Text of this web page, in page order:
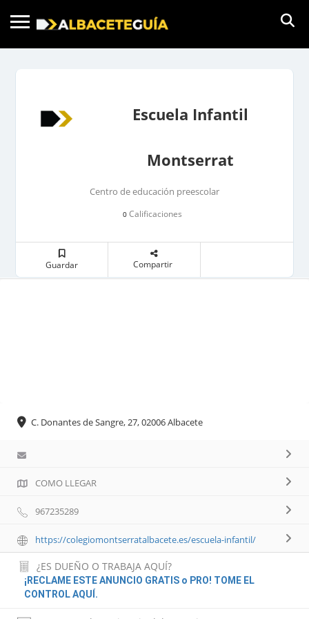
Escuela Infantil
Montserrat
Centro de educación preescolar
0 Calificaciones
Guardar Compartir
C. Donantes de Sangre, 27, 02006 Albacete
COMO LLEGAR
967235289
https://colegiomontserratalbacete.es/escuela-infantil/
¿ES DUEÑO O TRABAJA AQUÍ?
¡RECLAME ESTE ANUNCIO GRATIS o PRO! TOME EL
CONTROL AQUÍ.